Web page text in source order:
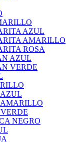
AZUL
AMARILLO
ROSA
AZUL
VERDE
NEGRO